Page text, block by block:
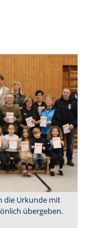
die Urkunde mit
übergeben.